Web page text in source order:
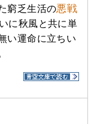
窮乏生活の悪戦
に秋風と共に単
い運命に立ちい